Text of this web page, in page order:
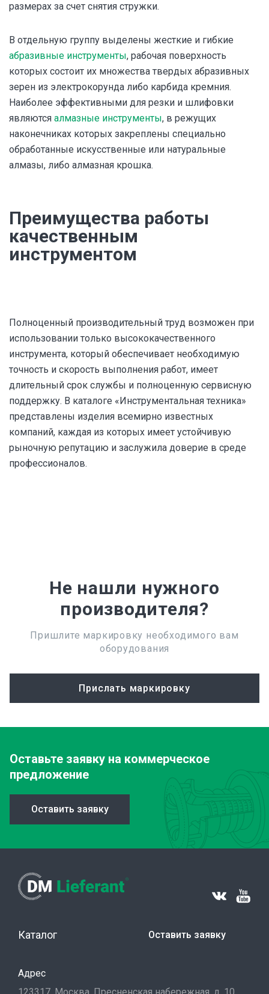
размерах за счет снятия стружки.
В отдельную группу выделены жесткие и гибкие
абразивные инструменты, рабочая поверхность
которых состоит их множества твердых абразивных
зерен из электрокорунда либо карбида кремния.
Наиболее эффективными для резки и шлифовки
являются алмазные инструменты, в режущих
наконечниках которых закреплены специально
обработанные искусственные или натуральные
алмазы, либо алмазная крошка.
Преимущества работы
качественным
инструментом
Полноценный производительный труд возможен при
использовании только высококачественного
инструмента, который обеспечивает необходимую
точность и скорость выполнения работ, имеет
длительный срок службы и полноценную сервисную
поддержку. В каталоге «Инструментальная техника»
представлены изделия всемирно известных
компаний, каждая из которых имеет устойчивую
рыночную репутацию и заслужила доверие в среде
профессионалов.
Не нашли нужного
производителя?
Пришлите маркировку необходимого вам
оборудования
Прислать маркировку
Оставьте заявку на коммерческое
предложение
Оставить заявку
Каталог Оставить заявку
Адрес